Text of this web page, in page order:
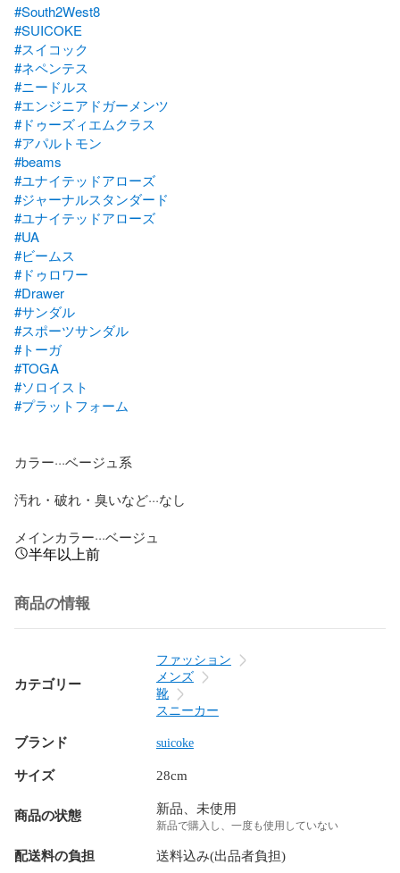
#South2West8
#SUICOKE
#スイコック
#ネペンテス
#ニードルス
#エンジニアドガーメンツ
#ドゥーズィエムクラス
#アパルトモン
#beams
#ユナイテッドアローズ
#ジャーナルスタンダード
#ユナイテッドアローズ
#UA
#ビームス
#ドゥロワー
#Drawer
#サンダル
#スポーツサンダル
#トーガ
#TOGA
#ソロイスト
#プラットフォーム
カラー···ベージュ系
汚れ・破れ・臭いなど···なし
メインカラー···ベージュ
半年以上前
商品の情報
カテゴリー
ファッション
メンズ
靴
スニーカー
ブランド suicoke
サイズ 28cm
商品の状態 新品、未使用
新品で購入し、一度も使用していない
配送料の負担 送料込み(出品者負担)